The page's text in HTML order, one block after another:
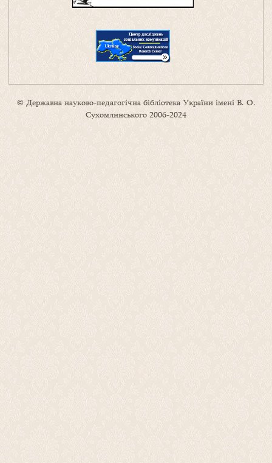
© Державна науково-педагогічна бібліотека України імені В. О.
Сухомлинського 2006-2024